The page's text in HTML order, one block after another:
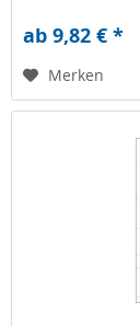
ab 9,82 € *
Merken